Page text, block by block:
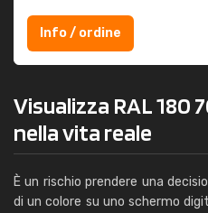
Info / ordine
Visualizza RAL 180
nella vita reale
È un rischio prendere una
di un colore su uno schermo